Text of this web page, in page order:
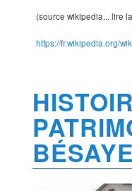
(source wikipedia... lire
https://fr.wikipedia.org/